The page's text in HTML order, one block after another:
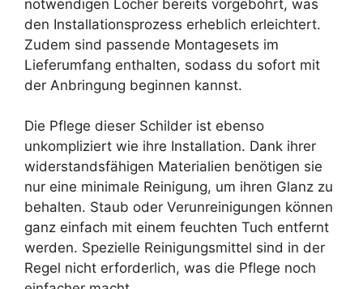
notwendigen Löcher bereits vorgebohrt, was
den Installationsprozess erheblich erleichtert.
Zudem sind passende Montagesets im
Lieferumfang enthalten, sodass du sofort mit
der Anbringung beginnen kannst.
Die Pflege dieser Schilder ist ebenso
unkompliziert wie ihre Installation. Dank ihrer
widerstandsfähigen Materialien benötigen sie
nur eine minimale Reinigung, um ihren Glanz zu
behalten. Staub oder Verunreinigungen können
ganz einfach mit einem feuchten Tuch entfernt
werden. Spezielle Reinigungsmittel sind in der
Regel nicht erforderlich, was die Pflege noch